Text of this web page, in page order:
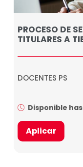
PROCESO DE
TITULARES A
DOCENTES PS
Disponible
Aplicar